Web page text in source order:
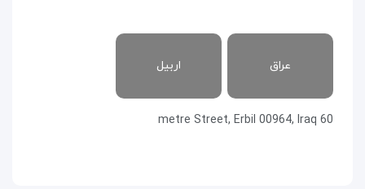
عراق اربیل
metre Street, Erbil 00964, Iraq 60